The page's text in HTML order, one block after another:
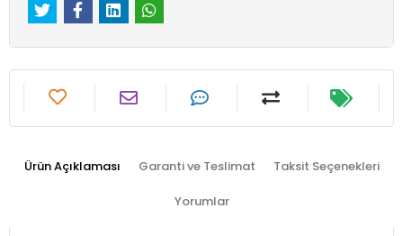
Ürün Açıklaması Garanti ve Teslimat Taksit Seçenekleri
Yorumlar